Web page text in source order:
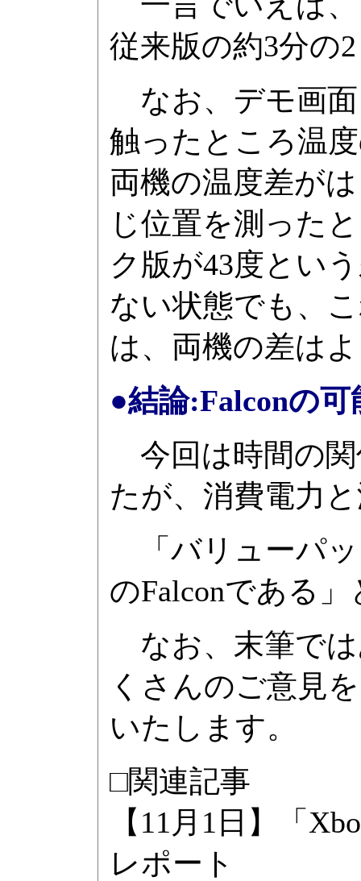
従来版の約3分の
なお、デモ画面
触ったところ温
両機の温度差が
じ位置を測った
ク版が43度とい
ない状態でも、
は、両機の差は
●結論:Falconの可
今回は時間の関
たが、消費電力
「バリューパッ
のFalconである
なお、末筆では
くさんのご意見
いたします。
□関連記事
【11月1日】「
レポート